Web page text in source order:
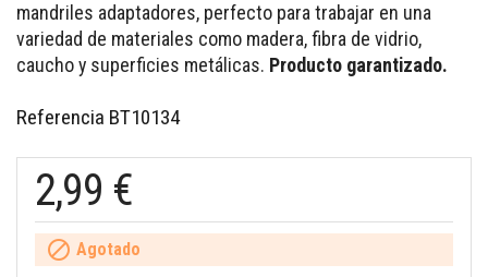
mandriles adaptadores, perfecto para trabajar en una
variedad de materiales como madera, fibra de vidrio,
caucho y superficies metálicas. Producto garantizado.
Referencia BT10134
2,99 €
 Agotado